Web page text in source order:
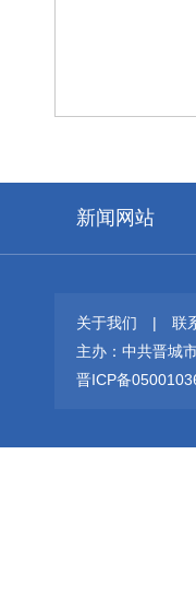
新闻网站
关于我们 | 联
主办：中共晋城
晋ICP备